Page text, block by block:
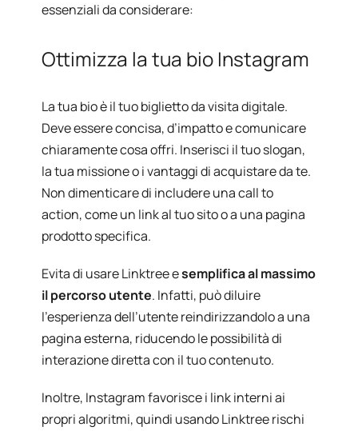
essenziali da considerare:
Ottimizza la tua bio Instagram
La tua bio è il tuo biglietto da visita digitale.
Deve essere concisa, d’impatto e comunicare
chiaramente cosa offri. Inserisci il tuo slogan,
la tua missione o i vantaggi di acquistare da te.
Non dimenticare di includere una call to
action, come un link al tuo sito o a una pagina
prodotto specifica.
Evita di usare Linktree esemplifica al massimo
il percorso utente. Infatti, può diluire
l’esperienza dell’utente reindirizzandolo a una
pagina esterna, riducendo le possibilità di
interazione diretta con il tuo contenuto.
Inoltre, Instagram favorisce i link interni ai
propri algoritmi, quindi usando Linktree rischi